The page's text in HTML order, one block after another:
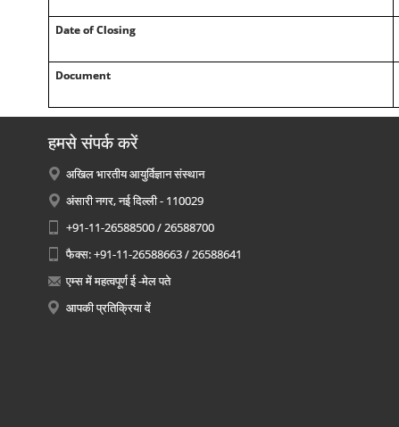
Date of Closing
Document
हमसे संपर्क करें
अखिल भारतीय आयुर्विज्ञान संस्थान
अंसारी नगर, नई दिल्ली - 110029
+91-11-26588500 / 26588700
फैक्स: +91-11-26588663 / 26588641
एम्स में महत्वपूर्ण ई -मेल पते
आपकी प्रतिक्रिया दें